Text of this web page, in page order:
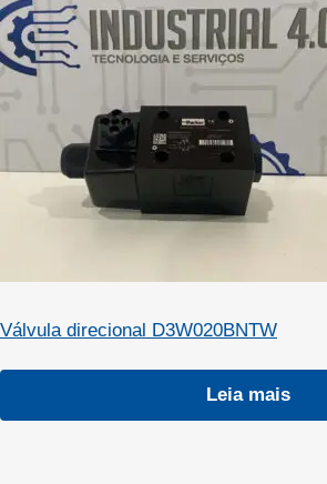
Válvula direcional D3W020BNTW
Leia mais